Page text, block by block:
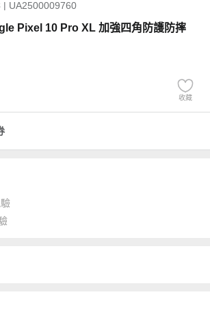
| UA2500009760
Pixel 10 Pro XL 加強四角防護防摔
收藏